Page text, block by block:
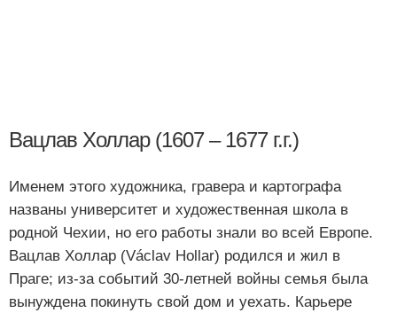
Вацлав Холлар (1607 – 1677 г.г.)
Именем этого художника, гравера и картографа
названы университет и художественная школа в
родной Чехии, но его работы знали во всей Европе.
Вацлав Холлар (Václav Hollar) родился и жил в
Праге; из-за событий 30-летней войны семья была
вынуждена покинуть свой дом и уехать. Карьере